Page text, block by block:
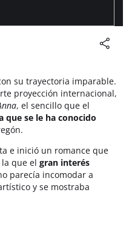
su trayectoria imparable.
proyección internacional,
, el sencillo que el
que se le ha conocido
e inició un romance que
que el gran interés
parecía incomodar a
y se mostraba